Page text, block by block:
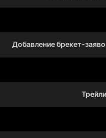
Добавление брекет-